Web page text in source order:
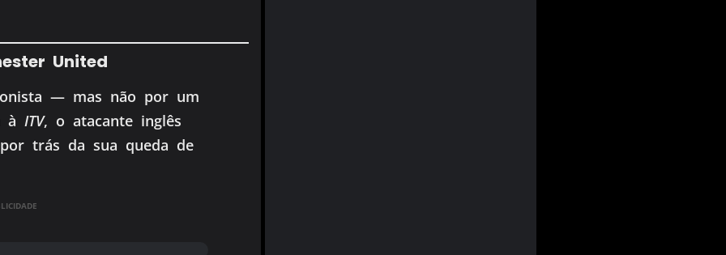
United
— mas não por um
à ITV, o atacante inglês
trás da sua queda de